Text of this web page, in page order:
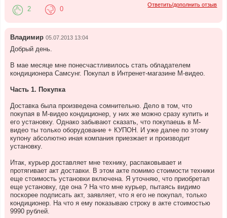
Ответить/дополнить отзыв
2 0
Владимир 05.07.2013 13:04
Добрый день.
В мае месяце мне понесчастливилось стать обладателем
кондиционера Самсунг. Покупал в Интренет-магазине М-видео.
Часть 1. Покупка
Доставка была произведена сомнительно. Дело в том, что
покупая в М-видео кондиционер, у них же можно сразу купить и
его установку. Однако забывают сказать, что покупаешь в М-
видео ты только оборудование + КУПОН. И уже далее по этому
купону абсолютно иная компания приезжает и производит
установку.
Итак, курьер доставляет мне технику, распаковывает и
протягивает акт доставки. В этом акте помимо стоимости техники
еще стоимость установки включена. Я уточняю, что приобретал
еще установку, где она ? На что мне курьер, пытаясь видимо
поскорее подписать акт, заявляет, что я его не покупал, только
кондиционер. На что я ему показываю строку в акте стоимостью
9990 рублей.